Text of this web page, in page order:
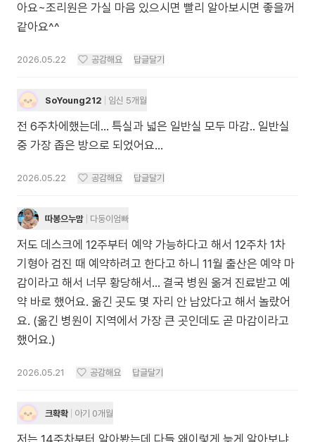
아요~조리원은 가실 마음 있으시면 빨리 알아보시면 좋을꺼
같아요^^
2026.05.22 공감해요 답글달기
SoYoung212 임신 5개월
전 6주차에했는데… 특실과 넓은 일반실 모두 마감.. 일반실
중 가장 좁은 방으로 되었어요…
2026.05.22 공감해요 답글달기
따봉으누맘 다둥이엄빠
저도 데스크에 12주부터 예약 가능하다고 해서 12주차 1차
기형아 검진 때 예약하려고 한다고 하니 11월 출산은 예약 마
감이라고 해서 너무 황당해서... 결국 병원 옮겨 진료받고 예
약 바로 했어요. 옮긴 곳도 몇 자리 안 남았다고 해서 놀랐어
요. (옮긴 병원이 지역에서 가장 큰 곳인데도 곧 마감이라고
했어요.)
2026.05.21 공감해요 답글달기
크확확 아기 0개월
저는 14주차부터 알아봤는데 다들 왜이렇게 늦게 알아보냐